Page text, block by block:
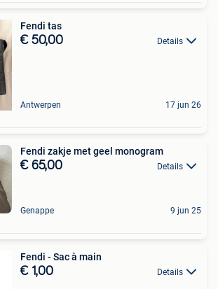
Fendi tas
€ 50,00 Details
Antwerpen 17 jun 26
Fendi zakje met geel monogram
€ 65,00 Details
Genappe 9 jun 25
Fendi - Sac à main
€ 1,00 Details